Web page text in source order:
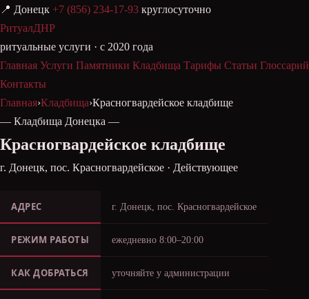
📍 Донецк +7 (856) 234-17-93 круглосуточно
РитуалДНР
ритуальные услуги · с 2020 года
Главная Услуги Памятники Кладбища Тарифы Статьи Глоссарий
Контакты
Главная›Кладбища›Красногвардейское кладбище
— Кладбища Донецка —
Красногвардейское кладбище
г. Донецк, пос. Красногвардейское · Действующее
АДРЕС г. Донецк, пос. Красногвардейское
РЕЖИМ РАБОТЫ ежедневно 8:00–20:00
КАК ДОБРАТЬСЯ уточняйте у администрации